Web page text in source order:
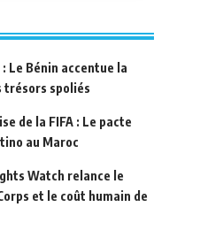
: Le Bénin accentue la
trésors spoliés
de la FIFA : Le pacte
au Maroc
Watch relance le
et le coût humain de